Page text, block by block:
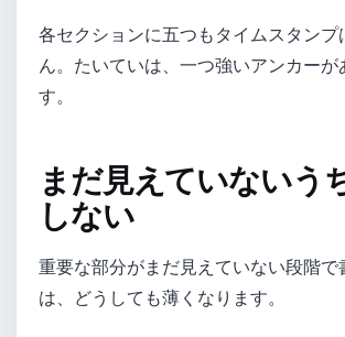
各セクションに五つもタイムスタンプ
ん。たいていは、一つ強いアンカーが
す。
まだ見えていないう
しない
重要な部分がまだ見えていない段階で
は、どうしても薄くなります。